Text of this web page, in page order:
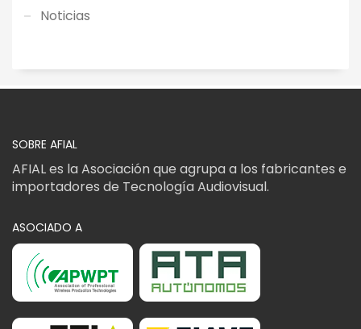
Noticias
SOBRE AFIAL
AFIAL es la Asociación que agrupa a los fabricantes e
importadores de Tecnología Audiovisual.
ASOCIADO A